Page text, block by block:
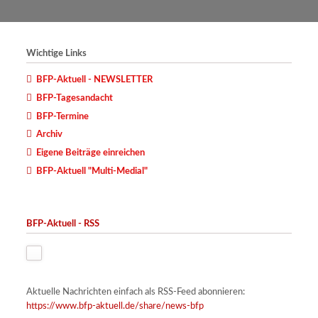
Wichtige Links
BFP-Aktuell - NEWSLETTER
BFP-Tagesandacht
BFP-Termine
Archiv
Eigene Beiträge einreichen
BFP-Aktuell "Multi-Medial"
BFP-Aktuell - RSS
Aktuelle Nachrichten einfach als RSS-Feed abonnieren:
https://www.bfp-aktuell.de/share/news-bfp